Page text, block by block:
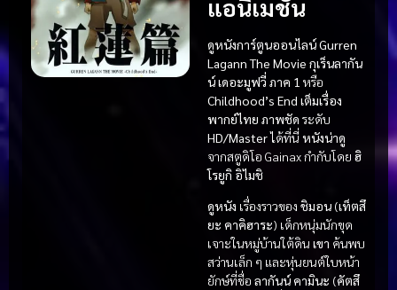
แอนิเมชัน
ดูหนังการ์ตูนออนไลน์ Gurren
Lagann The Movie กุเร็นลากัน
น์ เดอะมูฟวี่ ภาค 1 หรือ
Childhood’s End เต็มเรื่อง
พากย์ไทย ภาพชัด ระดับ
HD/Masterได้ที่นี่ หนังน่าดู
จากสตูดิโอ Gainax กำกับโดย ฮิ
โรยูกิ อิไมชิ
ดูหนัง เรื่องราวของ ชิมอน (เท็ตสึ
ยะ คาคิฮาระ) เด็กหนุ่มนักขุด
เจาะในหมู่บ้านใต้ดิน เขา ค้นพบ
สว่านเล็ก ๆ และหุ่นยนต์ใบหน้า
ยักษ์ที่ชื่อ ลากันน์ คามินะ (คัตสึ